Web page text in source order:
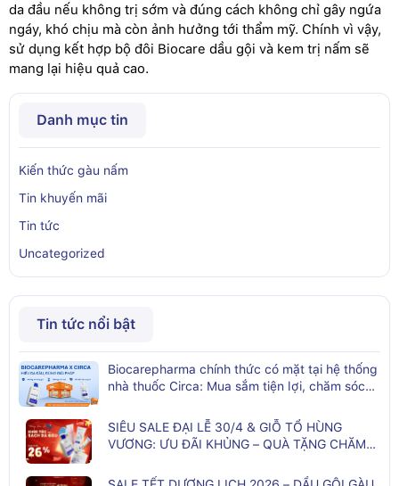
da đầu nếu không trị sớm và đúng cách không chỉ gây ngứa
ngáy, khó chịu mà còn ảnh hưởng tới thẩm mỹ. Chính vì vậy,
sử dụng kết hợp bộ đôi Biocare dầu gội và kem trị nấm sẽ
mang lại hiệu quả cao.
Danh mục tin
Kiến thức gàu nấm
Tin khuyến mãi
Tin tức
Uncategorized
Tin tức nổi bật
Biocarepharma chính thức có mặt tại hệ thống
nhà thuốc Circa: Mua sắm tiện lợi, chăm sóc
SIÊU SALE ĐẠI LỄ 30/4 & GIỖ TỔ HÙNG
VƯƠNG: ƯU ĐÃI KHỦNG – QUÀ TẶNG CHĂM